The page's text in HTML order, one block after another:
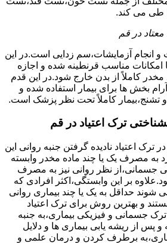
طی می کند.
در قم
و انجام آزمایشات،سم زدایی است.در این
امکانات مناسب قرنطینه شده و اجازه
مخدر کاملاً از بدن خارج شود.در این قدم
بخش ها برای بیمار استفاده شده و
و تشنج،بیمار کاملاً تحت نظر پزشک است.
ترک اعتیاد در قم
اعتیاد نادیده گرفتن جنبه روانی این
به مصرف یک یا چند ماده مخدر وابسته
جسمانی،از نظر روانی نیز به مصرف
بر این وابستگی،اکثر افرادی که
شوند حداقل به یک یا چند بیماری روانی
و بهترین روش برای ترک اعتیاد
جسمانی و فیزیکی بیماری،به جنبه
پس از ریشه یابی بیماری ها و دلایل
برطرف کردن و درمان علمی و